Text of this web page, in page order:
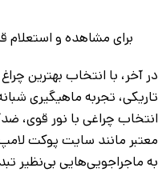
برای مشاهده و
در آخر، با انتخاب بهترین
تاریکی، تجربه ماهیگیری
انتخاب چراغی با نور قوی،
معتبر مانند سایت پوکت
به ماجراجویی‌هایی بی‌نظیر